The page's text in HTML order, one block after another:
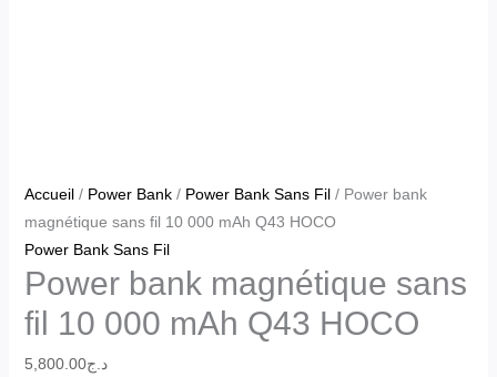
Accueil/ Power Bank/ Power Bank Sans Fil/ Power bank
magnétique sans fil 10 000 mAh Q43 HOCO
Power Bank Sans Fil
Power bank magnétique sans
fil 10 000 mAh Q43 HOCO
د.ج5,800.00